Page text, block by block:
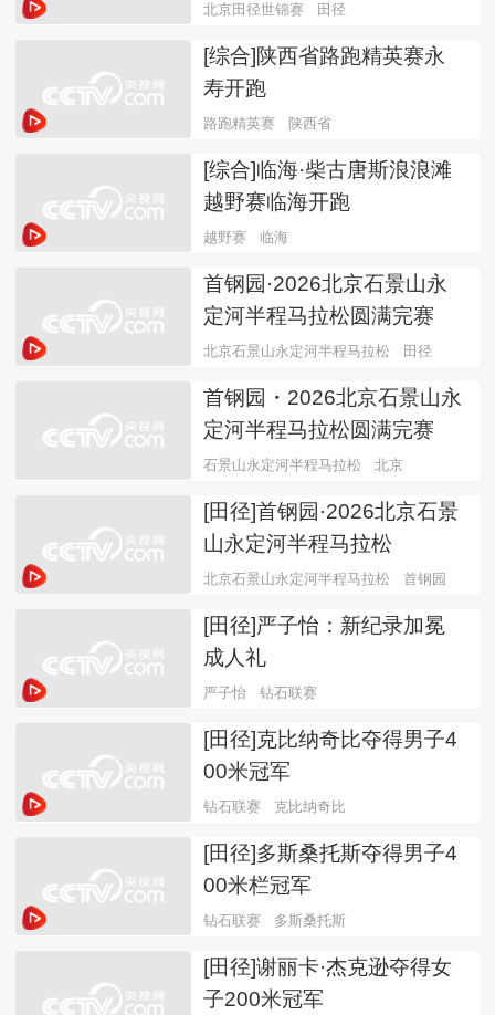
北京田径世锦赛 田径
[综合]陕西省路跑精英赛永
寿开跑
路跑精英赛 陕西省
[综合]临海·柴古唐斯浪浪滩
越野赛临海开跑
越野赛 临海
首钢园·2026北京石景山永
定河半程马拉松圆满完赛
北京石景山永定河半程马拉松 田径
首钢园・2026北京石景山永
定河半程马拉松圆满完赛
石景山永定河半程马拉松 北京
[田径]首钢园·2026北京石景
山永定河半程马拉松
北京石景山永定河半程马拉松 首钢园
[田径]严子怡：新纪录加冕
成人礼
严子怡 钻石联赛
[田径]克比纳奇比夺得男子4
00米冠军
钻石联赛 克比纳奇比
[田径]多斯桑托斯夺得男子4
00米栏冠军
钻石联赛 多斯桑托斯
[田径]谢丽卡·杰克逊夺得女
子200米冠军